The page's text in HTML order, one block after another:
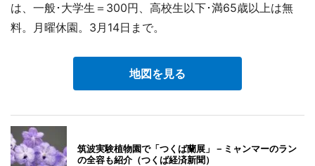
は、一般･大学生＝300円、高校生以下･満65歳以上は無
料。月曜休園。3月14日まで。
地図を見る
筑波実験植物園で「つくば蘭展」－ミャンマーのラン
の全容も紹介（つくば経済新聞）